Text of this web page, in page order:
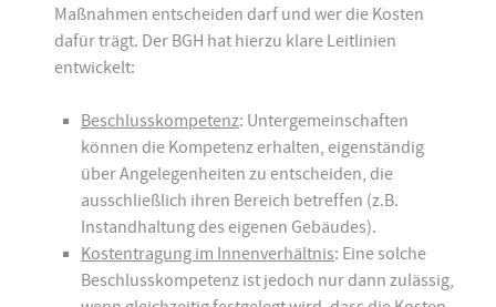
Maßnahmen entscheiden darf und wer die Kosten
dafür trägt. Der BGH hat hierzu klare Leitlinien
entwickelt:
Beschlusskompetenz: Untergemeinschaften
können die Kompetenz erhalten, eigenständig
über Angelegenheiten zu entscheiden, die
ausschließlich ihren Bereich betreffen (z.B.
Instandhaltung des eigenen Gebäudes).
Kostentragung im Innenverhältnis: Eine solche
Beschlusskompetenz ist jedoch nur dann zulässig,